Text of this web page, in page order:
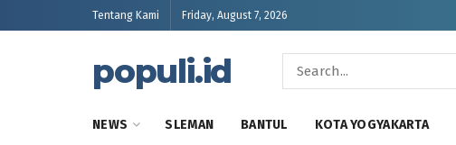
Tentang Kami Friday, August 7, 2026
populi.id
NEWS SLEMAN BANTUL KOTA YOGYAKARTA